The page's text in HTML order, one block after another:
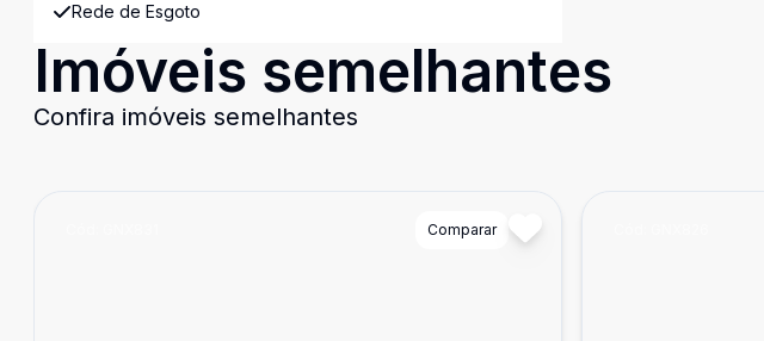
Rede de Esgoto
Imóveis semelhantes
Confira imóveis semelhantes
Comparar